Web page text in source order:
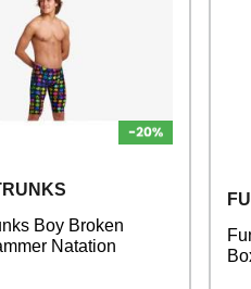
Boy Broken
Natation